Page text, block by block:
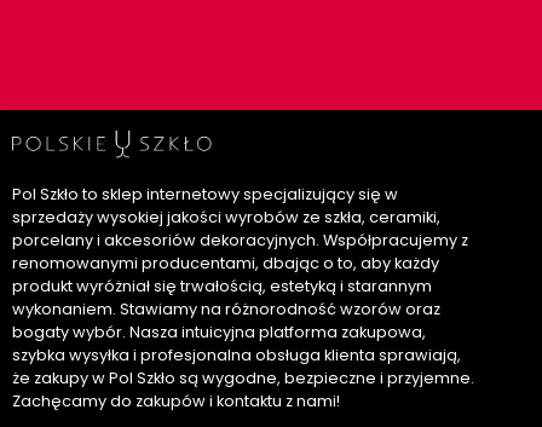
Pol Szkło to sklep internetowy specjalizujący się w
sprzedaży wysokiej jakości wyrobów ze szkła, ceramiki,
porcelany i akcesoriów dekoracyjnych. Współpracujemy z
renomowanymi producentami, dbając o to, aby każdy
produkt wyróżniał się trwałością, estetyką i starannym
wykonaniem. Stawiamy na różnorodność wzorów oraz
bogaty wybór. Nasza intuicyjna platforma zakupowa,
szybka wysyłka i profesjonalna obsługa klienta sprawiają,
że zakupy w Pol Szkło są wygodne, bezpieczne i przyjemne.
Zachęcamy do zakupów i kontaktu z nami!